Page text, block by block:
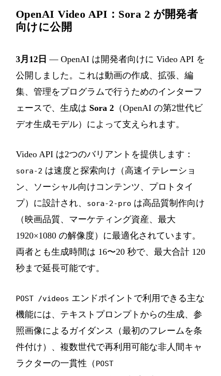
OpenAI Video API：Sora 2 が開発者
向けに公開
3月12日 — OpenAI は開発者向けに Video API を
公開しました。これは動画の作成、拡張、編
集、管理をプログラムで行うためのインターフ
ェースで、生成は Sora 2 （OpenAI の第2世代ビ
デオ生成モデル）によって支えられます。
Video API は2つのバリアントを提供します：
sora-2 は速度と探索向け（高速イテレーショ
ン、ソーシャル向けコンテンツ、プロトタイ
プ）に設計され、
sora-2-pro は高品質制作向け
（映画品質、マーケティング資産、最大
1920×1080 の解像度）に最適化されています。
両者とも生成時間は 16〜20 秒で、最大合計 120
秒まで延長可能です。
POST /videos エンドポイントで利用できる主な
機能には、テキストプロンプトからの生成、参
照画像によるガイダンス（最初のフレームを条
件付け）、複数世代で再利用可能な非人間キャ
ラクターの一貫性（ POST